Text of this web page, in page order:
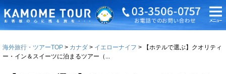
海外旅行・ツアーTOP カナダ イエローナイフ
【ホテルで選ぶ】クオリティ
ー・イン＆スイーツに泊まるツアー（...